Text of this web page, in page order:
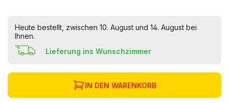
Heute bestellt, zwischen 10. August und 14. August bei
Ihnen.
Lieferung ins Wunschzimmer
IN DEN WARENKORB